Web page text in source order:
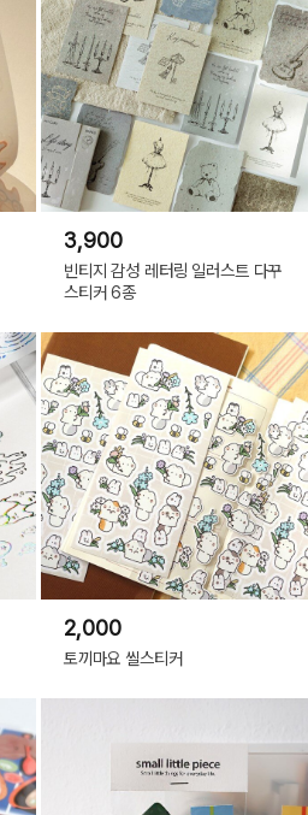
3,900
빈티지 감성 레터링 일러스트 다꾸
스티커 6종
2,000
토끼마요 씰스티커